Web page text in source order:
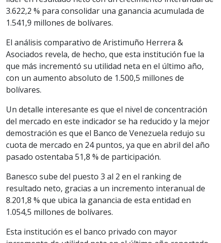
3.622,2 % para consolidar una ganancia acumulada de
1.541,9 millones de bolívares.
El análisis comparativo de Aristimuño Herrera &
Asociados revela, de hecho, que esta institución fue la
que más incrementó su utilidad neta en el último año,
con un aumento absoluto de 1.500,5 millones de
bolívares.
Un detalle interesante es que el nivel de concentración
del mercado en este indicador se ha reducido y la mejor
demostración es que el Banco de Venezuela redujo su
cuota de mercado en 24 puntos, ya que en abril del año
pasado ostentaba 51,8 % de participación.
Banesco sube del puesto 3 al 2 en el ranking de
resultado neto, gracias a un incremento interanual de
8.201,8 % que ubica la ganancia de esta entidad en
1.054,5 millones de bolívares.
Esta institución es el banco privado con mayor